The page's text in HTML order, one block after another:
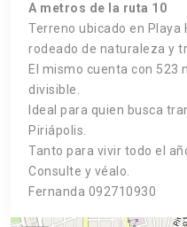
A metros de la ruta 10
Terreno ubicado en Playa
rodeado de naturaleza y
El mismo cuenta con 523
divisible.
Ideal para quien busca
Piriápolis.
Tanto para vivir todo el
Consulte y véalo.
Fernanda 092710930